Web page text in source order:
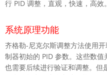
行 PID 调整，直观，快速，高效。
系统原理功能
齐格勒-尼克尔斯调整方法使用
制器初始的 PID 参数。这些数
也需要后续进行验证和调整。但